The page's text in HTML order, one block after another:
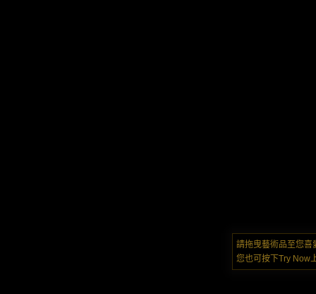
請拖曳藝術品至您喜
您也可按下Try Now